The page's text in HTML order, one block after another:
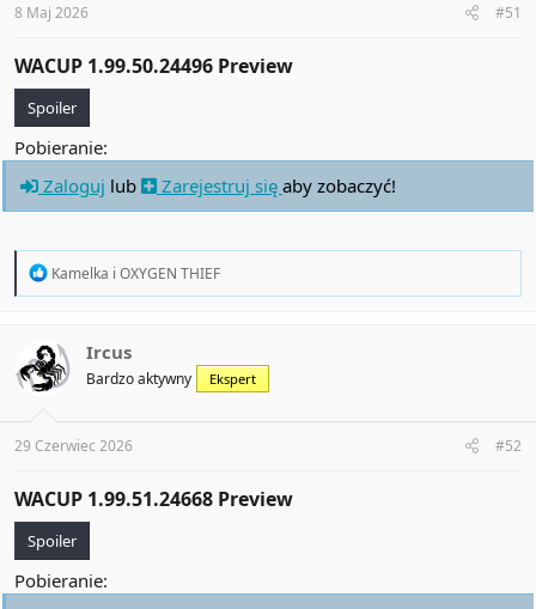
8 Maj 2026 #51
WACUP 1.99.50.24496 Preview​
Spoiler
Pobieranie:
Zaloguj lub Zarejestruj się aby zobaczyć!
R
t
i
o
s
:
Kamelka i OXYGEN THIEF
Ircus
Bardzo aktywny Ekspert
29 Czerwiec 2026 #52
WACUP 1.99.51.24668 Preview​
Spoiler
Pobieranie: